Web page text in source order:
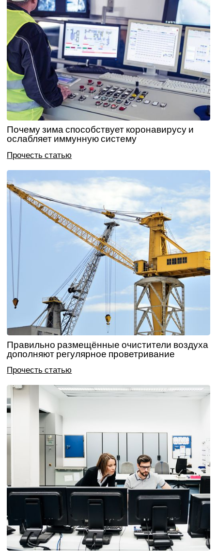
Почему зима способствует коронавирусу и
ослабляет иммунную систему
Прочесть статью
Правильно размещённые очистители воздуха
дополняют регулярное проветривание
Прочесть статью